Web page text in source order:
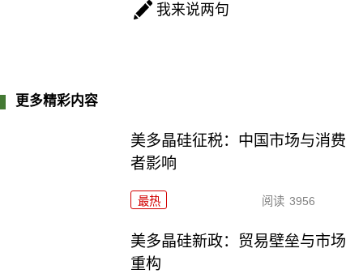
我来说两句
更多精彩内容
美多晶硅征税：中国市场与消费
者影响
最热 阅读 3956
美多晶硅新政：贸易壁垒与市场
重构